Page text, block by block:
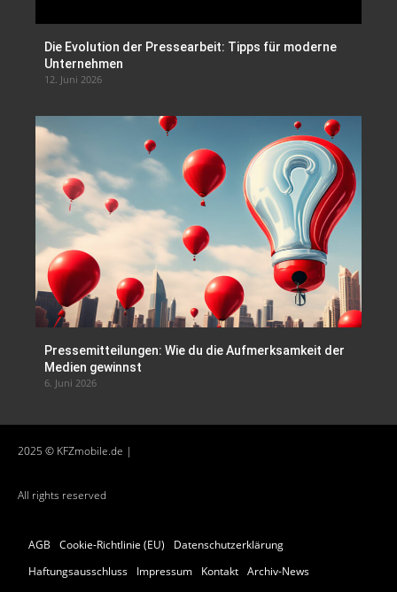
Die Evolution der Pressearbeit: Tipps für moderne
Unternehmen
12. Juni 2026
Pressemitteilungen: Wie du die Aufmerksamkeit der
Medien gewinnst
6. Juni 2026
2025 © KFZmobile.de |
All rights reserved
AGB Cookie-Richtlinie (EU)
Datenschutzerklärung
Haftungsausschluss
Impressum Kontakt Archiv-News